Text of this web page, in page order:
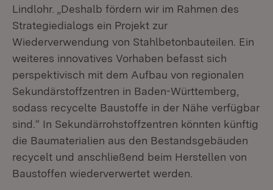
Lindlohr. „Deshalb fördern wir im Rahmen des
Strategiedialogs ein Projekt zur
Wiederverwendung von Stahlbetonbauteilen. Ein
weiteres innovatives Vorhaben befasst sich
perspektivisch mit dem Aufbau von regionalen
Sekundärstoffzentren in Baden-Württemberg,
sodass recycelte Baustoffe in der Nähe verfügbar
sind.“ In Sekundärrohstoffzentren könnten künftig
die Baumaterialien aus den Bestandsgebäuden
recycelt und anschließend beim Herstellen von
Baustoffen wiederverwertet werden.